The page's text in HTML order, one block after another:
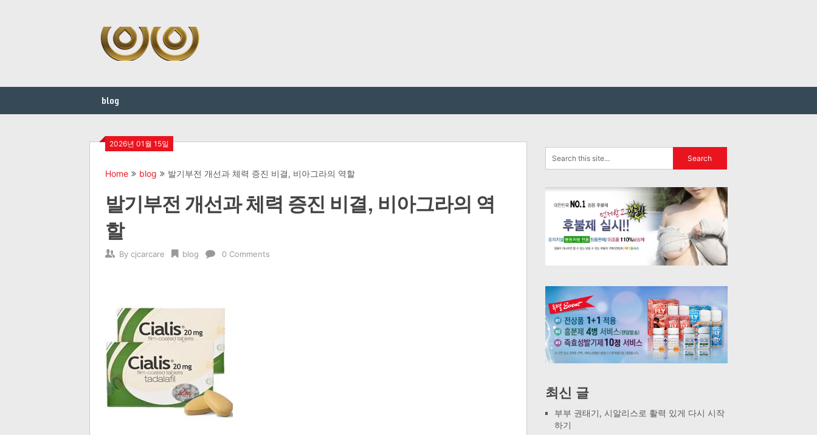
blog
2026년 01월 15일
Home blog 발기부전 개선과 체력 증진 비결, 비아그라의 역할
발기부전 개선과 체력 증진 비결, 비아그라의 역
할
By cjcarcare blog 0 Comments
최신 글
부부 권태기, 시알리스로 활력 있게 다시 시작
하기